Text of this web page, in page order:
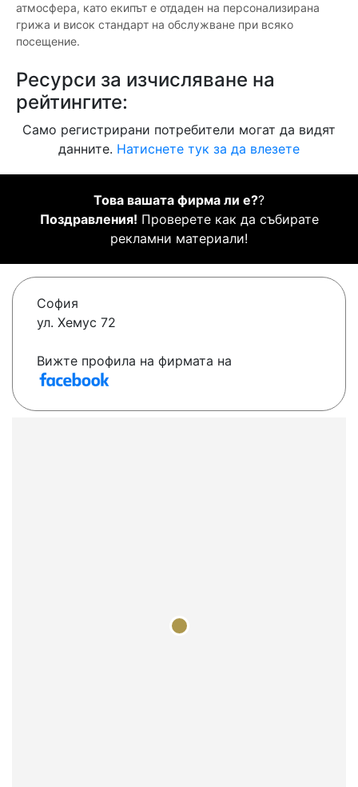
атмосфера, като екипът е отдаден на персонализирана
грижа и висок стандарт на обслужване при всяко
посещение.
Ресурси за изчисляване на
рейтингите:
Само регистрирани потребители могат да видят
данните. Натиснете тук за да влезете
Това вашата фирма ли е??
Поздравления! Проверете как да събирате
рекламни материали!
София
ул. Хемус 72
Вижте профила на фирмата на